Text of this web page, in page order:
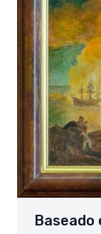
Baseado